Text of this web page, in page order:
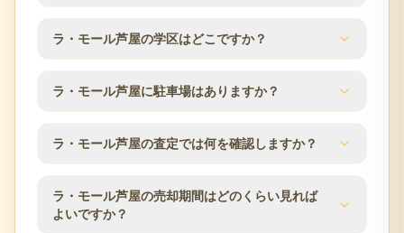
条件と管理状況を確認します。
の条件をもとに査定します。
ラ・モール芦屋の交通アクセスはJR東海道本線／芦
屋駅 徒歩3分です。所在地は兵庫県芦屋市大原町2-6
です。駅からの距離や利用できる路線は、マンショ
ン売却時の検討条件としてよく確認される項目で
す。
ラ・モール芦屋の学区はどこですか？
分譲時の公表情報では、小学校区は山手小学校、中
学校区は山手中学校です。学区は自治体の区域変更
により変わる場合があるため、最新の情報は芦屋市
の教育委員会などでご確認ください。
ラ・モール芦屋に駐車場はありますか？
ラ・モール芦屋の駐車場数は分譲時の公表値で64台
です。空き状況や月額使用料は時期により変動する
ため、売却のご相談時に管理組合・管理会社の最新
情報を確認します。
ラ・モール芦屋の査定では何を確認しますか？
ラ・モール芦屋の査定では、築年数、階数、方位、
専有面積、間取り、室内状態、管理状況、修繕履
ラ・モール芦屋の売却期間はどのくらい見れば
よいですか？